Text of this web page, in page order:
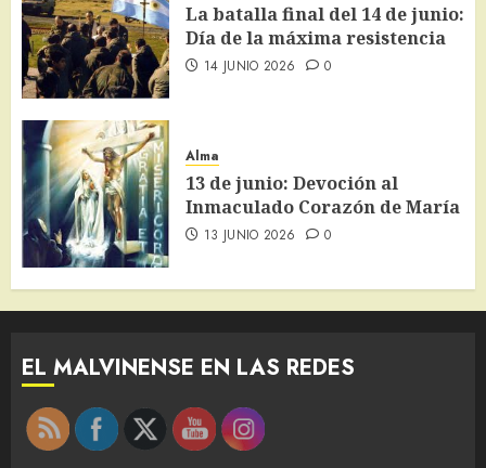
La batalla final del 14 de junio:
Día de la máxima resistencia
14 JUNIO 2026 0
Alma
13 de junio: Devoción al
Inmaculado Corazón de María
13 JUNIO 2026 0
EL MALVINENSE EN LAS REDES